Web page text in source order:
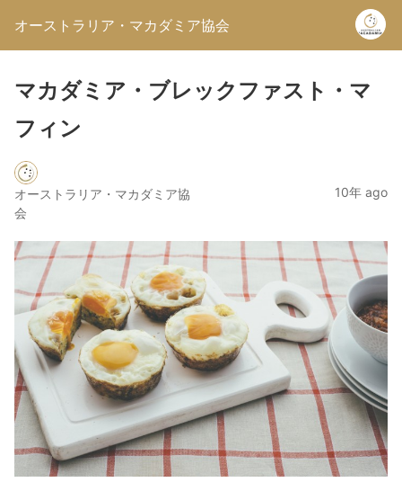
オーストラリア・マカダミア協会
マカダミア・ブレックファスト・マ
フィン
オーストラリア・マカダミア協
会
10年 ago